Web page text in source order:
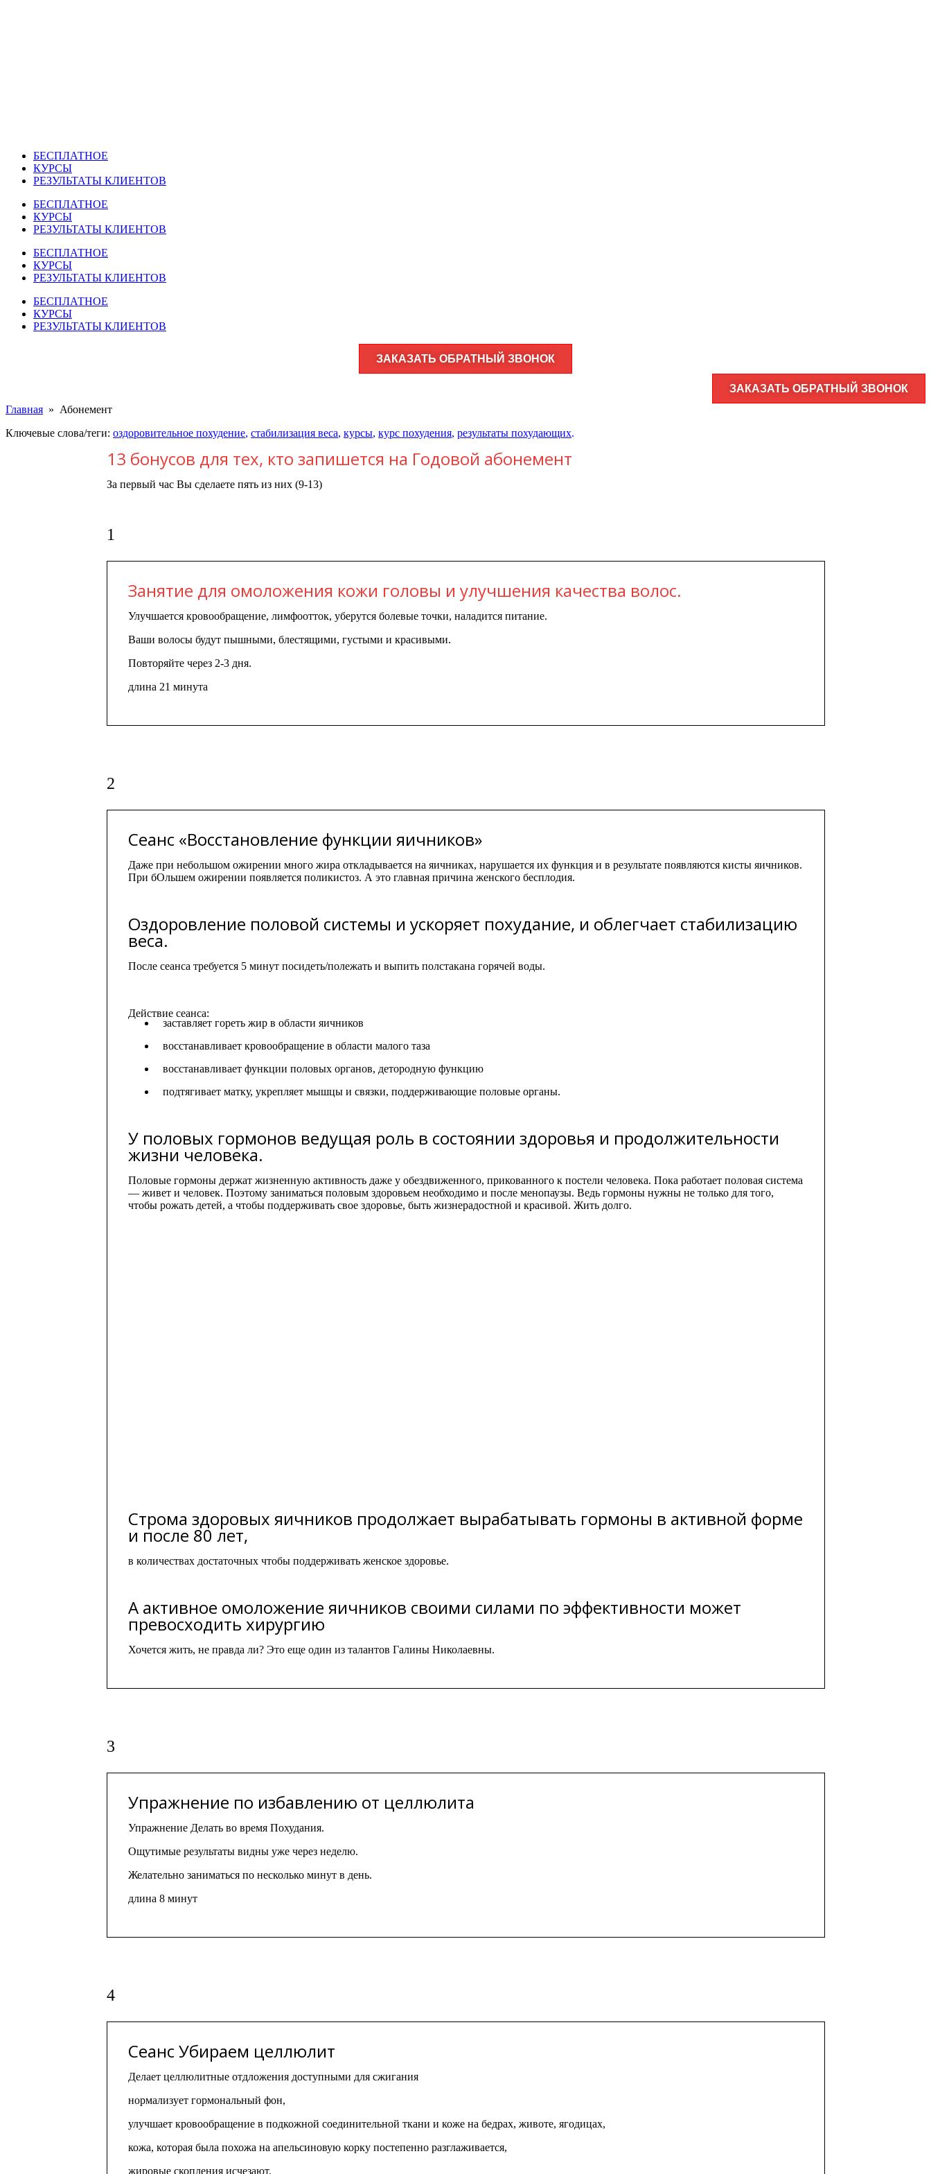
БЕСПЛАТНОЕ
КУРСЫ
РЕЗУЛЬТАТЫ КЛИЕНТОВ
БЕСПЛАТНОЕ
КУРСЫ
РЕЗУЛЬТАТЫ КЛИЕНТОВ
БЕСПЛАТНОЕ
КУРСЫ
РЕЗУЛЬТАТЫ КЛИЕНТОВ
БЕСПЛАТНОЕ
КУРСЫ
РЕЗУЛЬТАТЫ КЛИЕНТОВ
ЗАКАЗАТЬ ОБРАТНЫЙ ЗВОНОК
ЗАКАЗАТЬ ОБРАТНЫЙ ЗВОНОК
Главная » Абонемент
Ключевые слова/теги: оздоровительное похудение, стабилизация веса, курсы, курс похудения, результаты похудающих.
13 бонусов для тех, кто запишется на Годовой абонемент
За первый час Вы сделаете пять из них (9-13)
1
Занятие для омоложения кожи головы и улучшения качества волос.
Улучшается кровообращение, лимфоотток, уберутся болевые точки, наладится питание.
Ваши волосы будут пышными, блестящими, густыми и красивыми.
Повторяйте через 2-3 дня.
длина 21 минута
2
Сеанс «Восстановление функции яичников»
Даже при небольшом ожирении много жира откладывается на яичниках, нарушается их функция и в результате появляются кисты яичников.
При бОльшем ожирении появляется поликистоз. А это главная причина женского бесплодия.
Оздоровление половой системы и ускоряет похудание, и облегчает стабилизацию
веса.
После сеанса требуется 5 минут посидеть/полежать и выпить полстакана горячей воды.
Действие сеанса:
заставляет гореть жир в области яичников
восстанавливает кровообращение в области малого таза
восстанавливает функции половых органов, детородную функцию
подтягивает матку, укрепляет мышцы и связки, поддерживающие половые органы.
У половых гормонов ведущая роль в состоянии здоровья и продолжительности
жизни человека.
Половые гормоны держат жизненную активность даже у обездвиженного, прикованного к постели человека. Пока работает половая система
— живет и человек. Поэтому заниматься половым здоровьем необходимо и после менопаузы. Ведь гормоны нужны не только для того,
чтобы рожать детей, а чтобы поддерживать свое здоровье, быть жизнерадостной и красивой. Жить долго.
Строма здоровых яичников продолжает вырабатывать гормоны в активной форме
и после 80 лет,
в количествах достаточных чтобы поддерживать женское здоровье.
А активное омоложение яичников своими силами по эффективности может
превосходить хирургию
Хочется жить, не правда ли? Это еще один из талантов Галины Николаевны.
3
Упражнение по избавлению от целлюлита
Упражнение Делать во время Похудания.
Ощутимые результаты видны уже через неделю.
Желательно заниматься по несколько минут в день.
длина 8 минут
4
Сеанс Убираем целлюлит
Делает целлюлитные отдложения доступными для сжигания
нормализует гормональный фон,
улучшает кровообращение в подкожной соединительной ткани и коже на бедрах, животе, ягодицах,
кожа, которая была похожа на апельсиновую корку постепенно разглаживается,
жировые скопления исчезают.